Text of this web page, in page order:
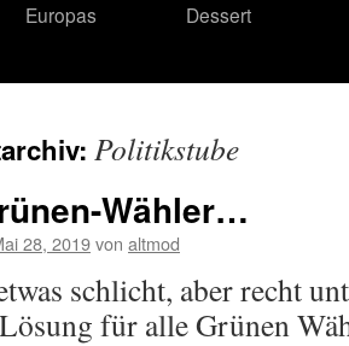
Europas
Dessert
Politikstube
Wähler…
28, 2019von altmod
schlicht, aber recht
für alle Grünen